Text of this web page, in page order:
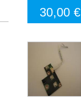
30,00 €